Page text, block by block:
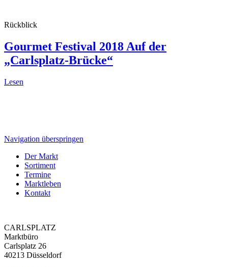
Rückblick
Gourmet Festival 2018 Auf der
„Carlsplatz-Brücke“
Lesen
Navigation überspringen
Der Markt
Sortiment
Termine
Marktleben
Kontakt
CARLSPLATZ
Marktbüro
Carlsplatz 26
40213 Düsseldorf